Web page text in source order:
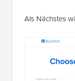
Als Nächstes